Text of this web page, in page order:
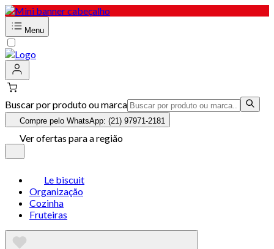
Menu
Buscar por produto ou marca
Compre pelo WhatsApp: (21) 97971-2181
Ver ofertas para a região
Le biscuit
Organização
Cozinha
Fruteiras